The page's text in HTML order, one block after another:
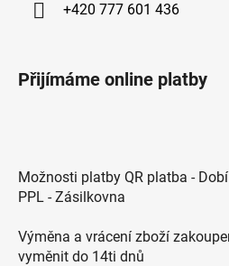
+420 777 601 436
Přijímáme online platby
Možnosti platby QR platba -
PPL - Zásilkovna
Výměna a vrácení zboží
vyměnit do 14ti dnů